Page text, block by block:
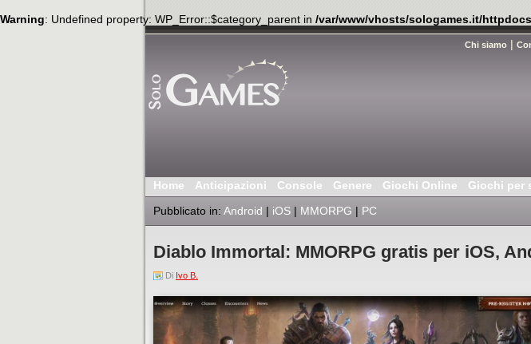
Warning: Undefined property: WP_Error::$category_parent in /var/www/vhosts/sologames.it/
Chi siamo |
Home Anticipazioni Console Genere Giochi Online Giochi per
Pubblicato in: Android | iOS | MMORPG | PC
Diablo Immortal: MMORPG gratis per iOS,
Di Ivo B.